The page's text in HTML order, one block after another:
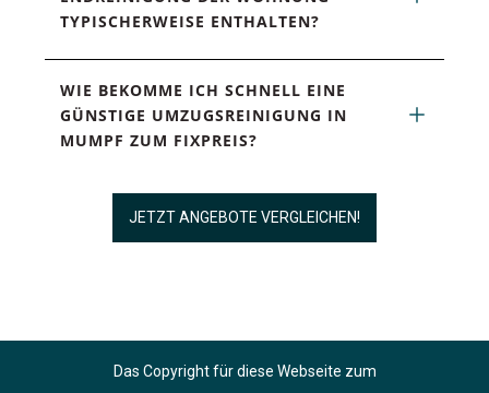
TYPISCHERWEISE ENTHALTEN?
WIE BEKOMME ICH SCHNELL EINE
GÜNSTIGE UMZUGSREINIGUNG IN
MUMPF ZUM FIXPREIS?
JETZT ANGEBOTE VERGLEICHEN!
Das Copyright für diese Webseite zum